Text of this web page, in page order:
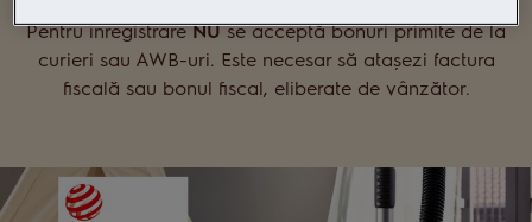
Pentru înregistrareNUse acceptă bonuri primite de la
curieri sau AWB-uri. Este necesar să atașezi factura
fiscală sau bonul fiscal, eliberate de vânzător.